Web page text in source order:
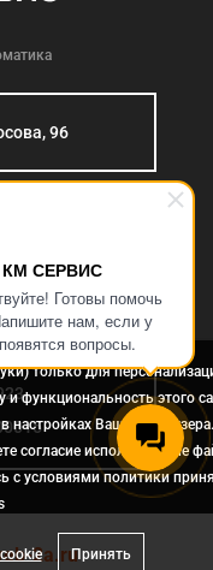
КМ СЕРВИС
Готовы помочь
нам, если у
вопросы.
96
2a.ru
только для
функциональность этого
настройках Вашего браузера.
согласие использование
с условиями политики
Принять